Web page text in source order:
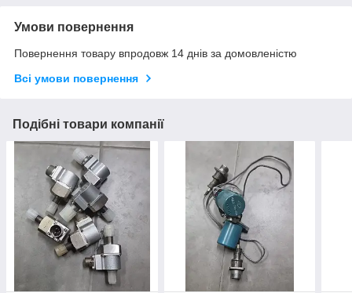
Умови повернення
Повернення товару впродовж 14 днів за домовленістю
Всі умови повернення
Подібні товари компанії